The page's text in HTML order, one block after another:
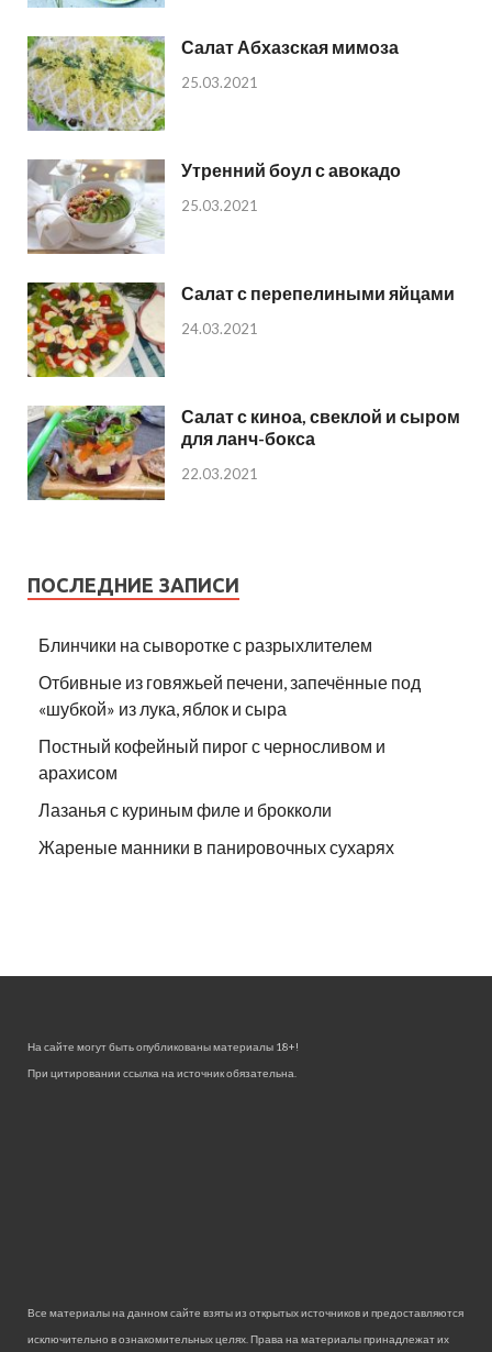
Салат Абхазская мимоза
25.03.2021
Утренний боул с авокадо
25.03.2021
Салат с перепелиными яйцами
24.03.2021
Салат с киноа, свеклой и сыром
для ланч-бокса
22.03.2021
ПОСЛЕДНИЕ ЗАПИСИ
Блинчики на сыворотке с разрыхлителем
Отбивные из говяжьей печени, запечённые под
«шубкой» из лука, яблок и сыра
Постный кофейный пирог с черносливом и
арахисом
Лазанья с куриным филе и брокколи
Жареные манники в панировочных сухарях
На сайте могут быть опубликованы материалы 18+!
При цитировании ссылка на источник обязательна.
Все материалы на данном сайте взяты из открытых источников и предоставляются
исключительно в ознакомительных целях. Права на материалы принадлежат их